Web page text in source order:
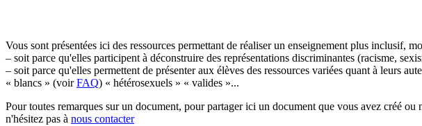
Vous sont présentées ici des ressources permettant de réaliser un enseignement plus inclusif,
– soit parce qu'elles participent à déconstruire des représentations discriminantes (racisme,
– soit parce qu'elles permettent de présenter aux élèves des ressources variées quant à leurs
« blancs » (voirFAQ) « hétérosexuels » « valides »...
Pour toutes remarques sur un document, pour partager ici un document que vous avez créé
n'hésitez pas à nous contacter